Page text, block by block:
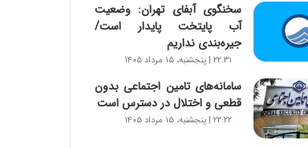
سخنگوی آبفای تهران: وضعیت
آب پایتخت پایدار است/
جیره‌بندی نداریم
۲۲:۳۱ | پنجشنبه، ۱۵ مرداد ۱۴۰۵
سامانه‌های تامین اجتماعی بدون
قطعی و اختلال در دسترس است
۲۲:۲۲ | پنجشنبه، ۱۵ مرداد ۱۴۰۵